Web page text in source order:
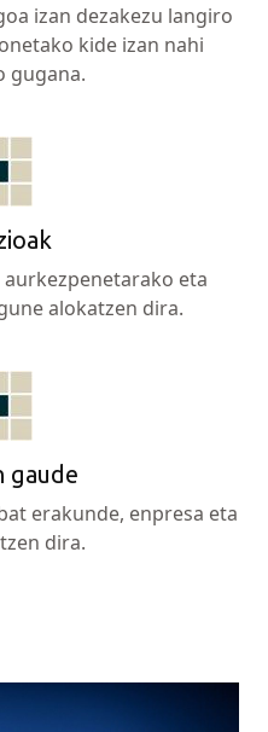
izan dezakezu langiro
kide izan nahi
gugana.
eta
alokatzen dira.
gaude
erakunde, enpresa eta
dira.